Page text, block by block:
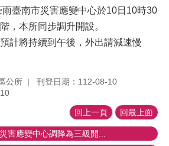
臺南市災害應變中心於10日10時30
，本所同步調升開設。
計將持續到午後，外出請減速慢
公所
刊登日期：112-08-10
回上一頁 回最上面
害應變中心調降為三級開...